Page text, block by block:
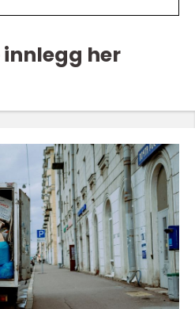
innlegg her